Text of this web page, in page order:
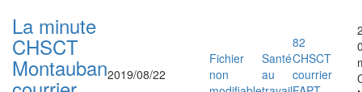
La minute
CHSCT
Montauban2019/08/22
Fichier
non
Santé
au
82
CHSCT
courrier